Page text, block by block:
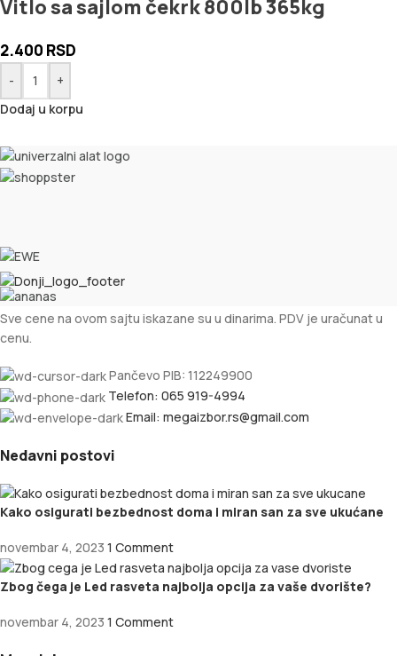
Vitlo sa sajlom čekrk 800lb 365kg
2.400 RSD
-
+
Dodaj u korpu
Sve cene na ovom sajtu iskazane su u dinarima. PDV je uračunat u
cenu.
Pančevo PIB: 112249900
Telefon: 065 919-4994
Email: megaizbor.rs@gmail.com
Nedavni postovi
Kako osigurati bezbednost doma i miran san za sve ukućane
novembar 4, 2023 1 Comment
Zbog čega je Led rasveta najbolja opcija za vaše dvorište?
novembar 4, 2023 1 Comment